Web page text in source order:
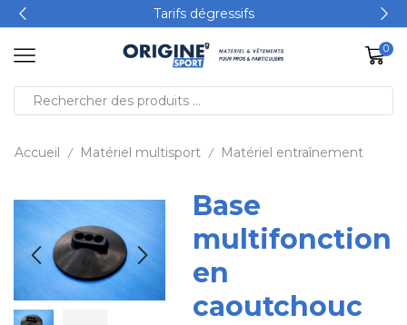
Tarifs dégressifs
0
Accueil / Matériel multisport / Matériel entraînement
Base
multifonction
en
caoutchouc